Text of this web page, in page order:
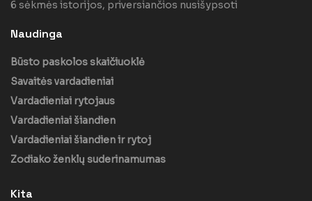
6 sėkmės istorijos, priversiančios nusišypsoti
Naudinga
Būsto paskolos skaičiuoklė
Savaitės vardadieniai
Vardadieniai rytojaus
Vardadieniai šiandien
Vardadieniai šiandien ir rytoj
Zodiako ženklų suderinamumas
Kita